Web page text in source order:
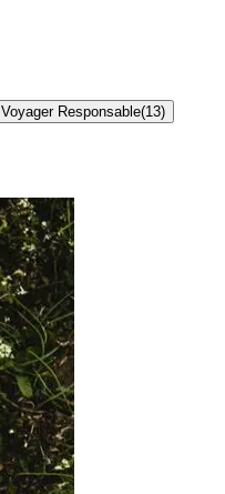
Voyager Responsable(13)